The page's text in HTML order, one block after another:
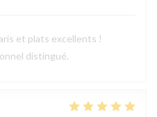
et plats excellents !
distingué.